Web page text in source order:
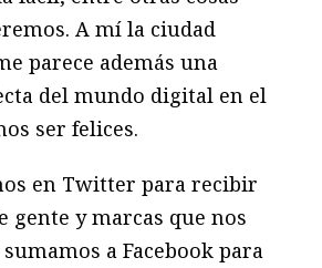
A mí la ciudad
parece además una
del mundo digital en el
ser felices.
en Twitter para recibir
gente y marcas que nos
a Facebook para